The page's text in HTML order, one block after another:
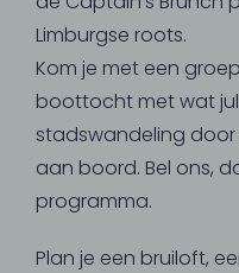
Limburgse roots.
Kom je met een
boottocht met wat
stadswandeling door
aan boord. Bel ons,
programma.
Plan je een bruiloft,